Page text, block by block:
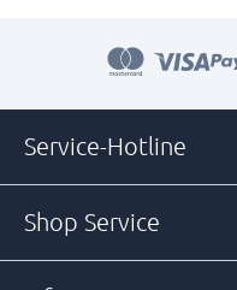
Service-Hotline
Shop Service